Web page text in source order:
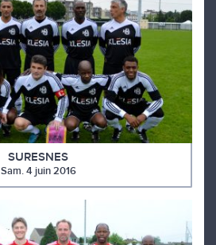
SURESNES
Sam. 4 juin 2016